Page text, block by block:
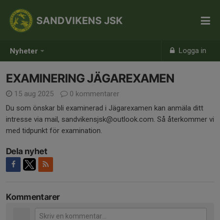
Nyheter Logga in
SANDVIKENS JSK
EXAMINERING JÄGAREXAMEN
15 aug 2025
0 kommentarer
Du som önskar bli examinerad i Jägarexamen kan anmäla ditt
intresse via mail, sandvikensjsk@outlook.com. Så återkommer vi
med tidpunkt för examination.
Dela nyhet
Kommentarer